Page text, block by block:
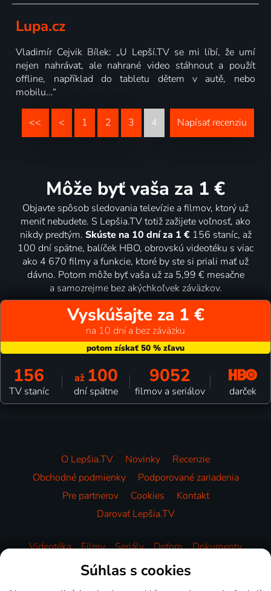
Lupa.cz
Vladimír Cejvik Bílek: „U Lepší.TV se mi líbí, že umí
nejen nahrávat, ale nahrané video stáhnout a použít
offline, například do tabletu dětem v autě, nebo
mobilu...“
Napísať recenziu
<< < 1 2 3 4
Môže byť vaša za 1 €
Objavte spôsob sledovania televízie a filmov, ktorý už
meniť nebudete. S Lepšia.TV totiž zažijete voľnosť, ako
nikdy predtým. Skúste na 10 dní za 1 €156 staníc, až
100 dní spätne, balíček HBO, obrovskú videotéku s viac
ako 4 670 filmy a funkcie, ktoré by ste si priali mať už
dávno. Potom môže byť vaša už za 5,99 € mesačne
a samozrejme bez akýchkoľvek záväzkov.
Vyskúšajte za 1 €
na 10 dní a bez záväzku
156
TV staníc
až 100
dní spätne
9052
filmov a seriálov darček
O Lepšia.TV Novinky
Recenzie
Obchodné podmienky
Podporované zariadenia
Pre partnerov
Cookies
Kontakt
Darovať Lepšia.TV
Videotéka Filmy Seriály Deťom
Dokumenty
Šport Správy Hudba
Súhlas s cookies